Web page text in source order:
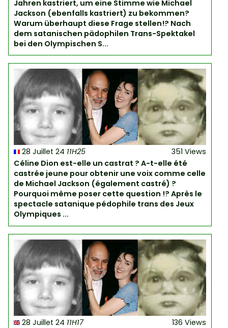
Jahren kastriert, um eine Stimme wie Michael
Jackson (ebenfalls kastriert) zu bekommen?
Warum überhaupt diese Frage stellen!? Nach
dem satanischen pädophilen Trans-Spektakel
bei den Olympischen S...
351 Views
28 Juillet 24 11H25
Céline Dion est-elle un castrat ? A-t-elle été
castrée jeune pour obtenir une voix comme celle
de Michael Jackson (également castré) ?
Pourquoi même poser cette question !? Après le
spectacle satanique pédophile trans des Jeux
Olympiques ...
136 Views
28 Juillet 24 11H17